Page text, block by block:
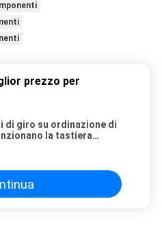
prezzo per
di giro su ordinazione di
la tastiera